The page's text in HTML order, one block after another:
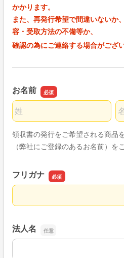
かかります。
また、再発行希望で間違いないか
容・受取方法の不備等か、
確認の為にご連絡する場合がござい
お名前
名前の姓
名
領収書の発行をご希望される商品
（弊社にご登録のあるお名前）を
フリガナ
フリガナ
法人名
法人名